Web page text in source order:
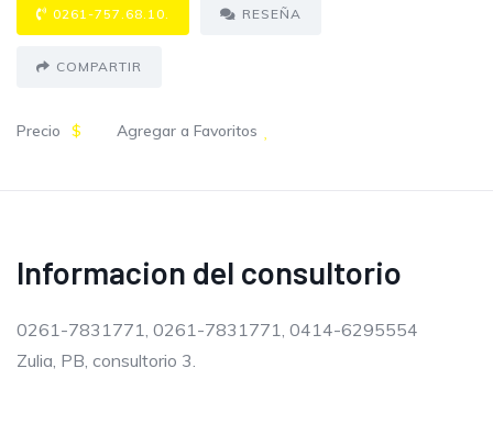
0261-757.68.10. RESEÑA
COMPARTIR
Precio $ Agregar a Favoritos
Informacion del consultorio
0261-7831771, 0261-7831771, 0414-6295554
Zulia, PB, consultorio 3.